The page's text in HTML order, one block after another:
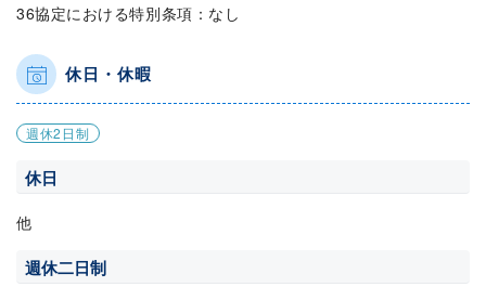
36協定における特別条項：なし
休日・休暇
週休2日制
休日
他
週休二日制